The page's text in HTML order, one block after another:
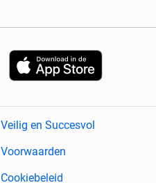
Veilig en Succesvol
Voorwaarden
Cookiebeleid